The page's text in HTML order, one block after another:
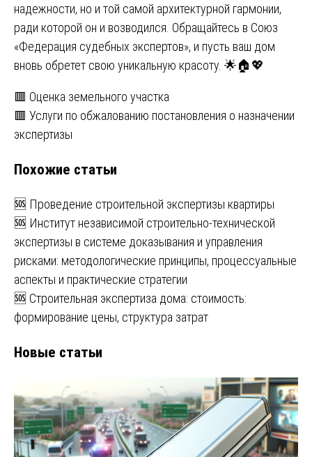
надежности, но и той самой архитектурной гармонии,
ради которой он и возводился. Обращайтесь в Союз
«Федерация судебных экспертов», и пусть ваш дом
вновь обретет свою уникальную красоту. 🌟🏠💖
Навигация
по
🟥 Оценка земельного участка
🟥 Услуги по обжалованию постановления о назначении
экспертизы
Похожие статьи
🆘 Проведение строительной экспертизы квартиры
🆘 Институт независимой строительно-технической
экспертизы в системе доказывания и управления
рисками: методологические принципы, процессуальные
аспекты и практические стратегии
🆘 Строительная экспертиза дома: стоимость:
формирование цены, структура затрат
Новые статьи